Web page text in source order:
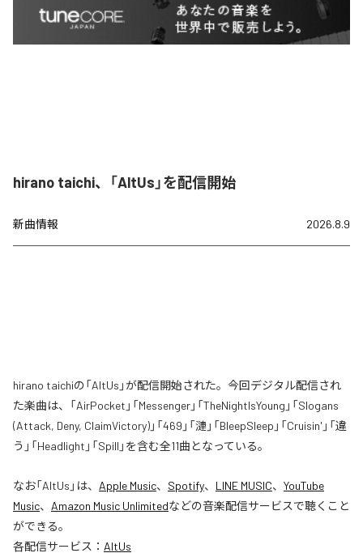
hirano taichi、「AltUs」を配信開始
新曲情報 2026.8.9
hirano taichiの「AltUs」が配信開始された。今回デジタル配信され
た楽曲は、「AirPocket」「Messenger」「TheNightIsYoung」「Slogans
(Attack, Deny, ClaimVictory)」「469」「漣」「BleepSleep」「Cruisin'」「違
う」「Headlight」「Spill」を含む全11曲となっている。
なお「AltUs 」は、 Apple Music、 Spotify、 LINE MUSIC、 YouTube
Music、 Amazon Music Unlimitedなどの音楽配信サービスで聴くこと
ができる。
各配信サービス： AltUs